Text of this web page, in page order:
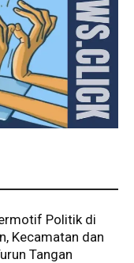
Politik di
Kecamatan dan
Tangan